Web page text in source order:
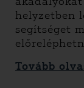
helyzetben
segítséget
Tovább